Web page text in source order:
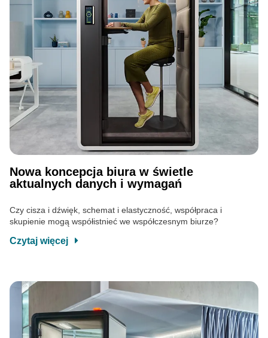
Nowa koncepcja biura w świetle
aktualnych danych i wymagań
Czy cisza i dźwięk, schemat i elastyczność, współpraca i
skupienie mogą współistnieć we współczesnym biurze?
Czytaj więcej